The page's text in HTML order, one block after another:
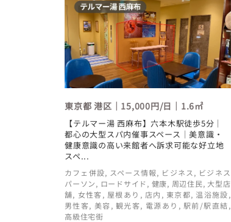
東京都 港区｜15,000円/日｜1.6㎡
【テルマー湯 西麻布】六本木駅徒歩5分｜
都心の大型スパ内催事スペース｜美意識・
健康意識の高い来館者へ訴求可能な好立地
スペ...
カフェ併設, スペース情報, ビジネス , ビジネス
パーソン, ロードサイド, 健康, 周辺住民, 大型店
舗, 女性客 , 屋根あり , 店内 , 東京都,温浴施設,
男性客, 美容, 観光客, 電源あり , 駅前/駅直結,
高級住宅街